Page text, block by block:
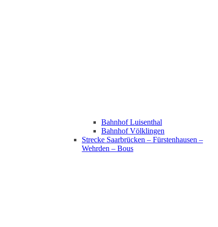
Bahnhof Luisenthal
Bahnhof Völklingen
Strecke Saarbrücken – Fürstenhausen –
Wehrden – Bous